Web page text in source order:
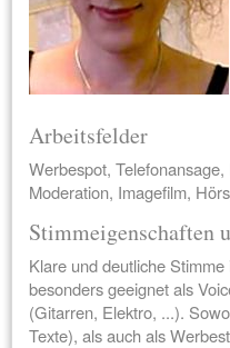
Arbeitsfelder
Werbespot,
Moderation, Imagefilm,
Stimmeigenschaften
Klare und deutliche
besonders geeignet als
(Gitarren, Elektro, ...).
Texte), als auch als